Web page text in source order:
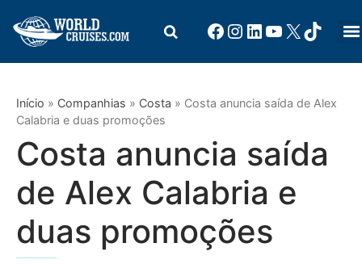
Início » Companhias » Costa » Costa anuncia saída de Alex
Calabria e duas promoções
Costa anuncia saída
de Alex Calabria e
duas promoções